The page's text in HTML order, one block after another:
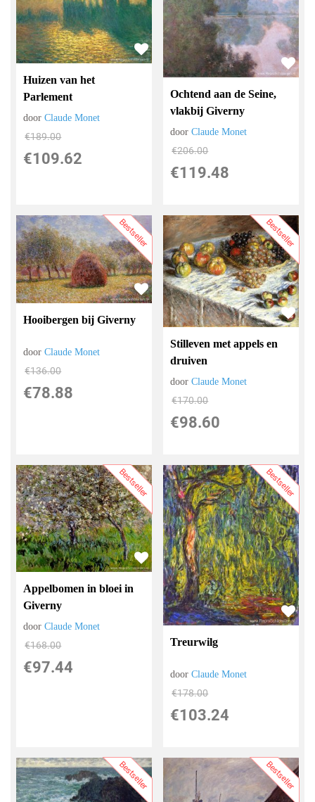
Huizen van het
Parlement
doorClaude Monet
€189.00
€109.62
Ochtend aan de Seine,
vlakbij Giverny
doorClaude Monet
€206.00
€119.48
Bestseller
Hooibergen bij Giverny
doorClaude Monet
€136.00
€78.88
Bestseller
Stilleven met appels en
druiven
doorClaude Monet
€170.00
€98.60
Bestseller
Appelbomen in bloei in
Giverny
doorClaude Monet
€168.00
€97.44
Bestseller
Treurwilg
doorClaude Monet
€178.00
€103.24
Bestseller Bestseller